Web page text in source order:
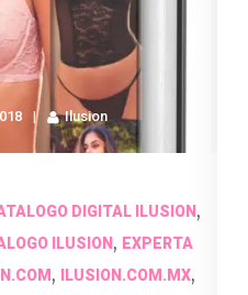
Ilusion
DIGITAL ILUSION,
ILUSION, EXPERTA
, ILUSION.COM.MX,